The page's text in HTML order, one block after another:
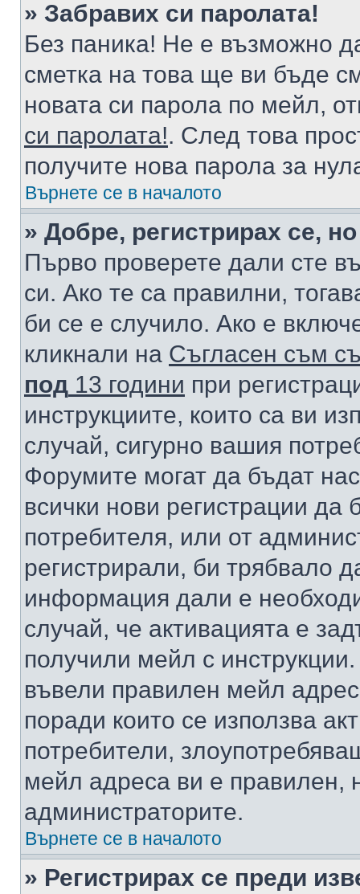
» Забравих си паролата!
Без паника! Не е възможно
сметка на това ще ви бъде
новата си парола по мейл,
си паролата!. След това
получите нова парола за
Върнете се в началото
» Добре, регистрирах се,
Първо проверете дали сте
си. Ако те са правилни,
би се е случило. Ако е
кликнали на Съгласен съм
под 13 години при
инструкциите, които са ви
случай, сигурно вашия
Форумите могат да бъдат
всички нови регистрации да
потребителя, или от
регистрирали, би трябвало
информация дали е
случай, че активацията е
получили мейл с
въвели правилен мейл
поради които се използва
потребители,
мейл адреса ви е правилен,
администраторите.
Върнете се в началото
» Регистрирах се преди